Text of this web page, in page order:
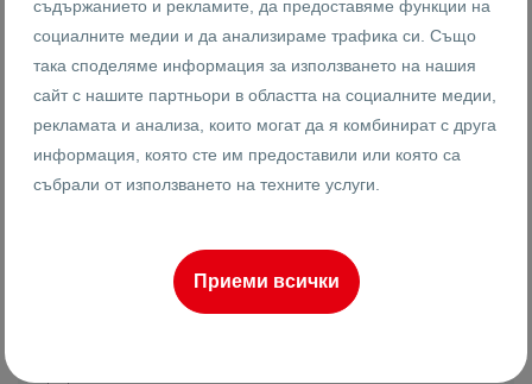
Къща
Магазин
Мезонет
съдържанието и рекламите, да предоставяме функции на
социалните медии и да анализираме трафика си. Също
така споделяме информация за използването на нашия
сайт с нашите партньори в областта на социалните медии,
рекламата и анализа, които могат да я комбинират с друга
информация, която сте им предоставили или която са
събрали от използването на техните услуги.
Приеми всички